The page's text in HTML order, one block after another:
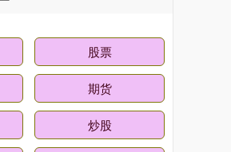
股票
期货
炒股